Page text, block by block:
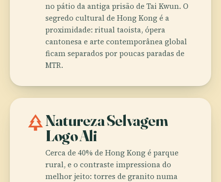
no pátio da antiga prisão de Tai Kwun. O
segredo cultural de Hong Kong é a
proximidade: ritual taoista, ópera
cantonesa e arte contemporânea global
ficam separados por poucas paradas de
MTR.
parkNatureza Selvagem
Logo Ali
Cerca de 40% de Hong Kong é parque
rural, e o contraste impressiona do
melhor jeito: torres de granito numa